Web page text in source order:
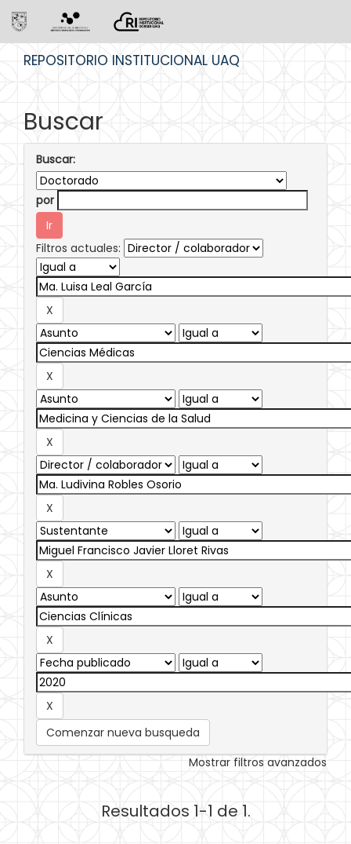
REPOSITORIO INSTITUCIONAL UAQ
Buscar
Buscar:
por
Filtros actuales:
Comenzar nueva busqueda
Mostrar filtros avanzados
Resultados 1-1 de 1.